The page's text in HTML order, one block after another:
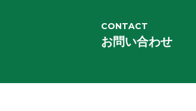
CONTACT
お問い合わせ